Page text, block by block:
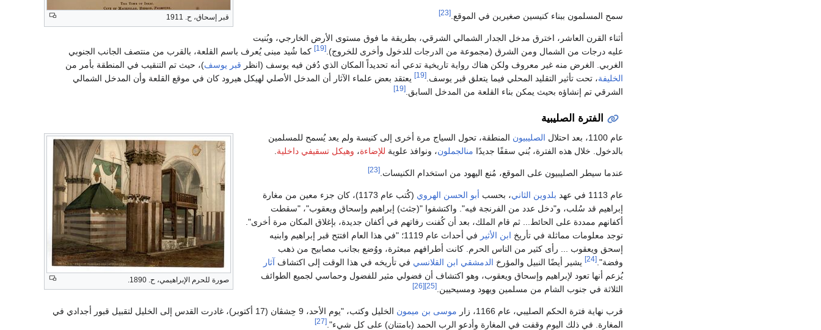
قبر إسحاق، ح. 1911 سمح المسلمون ببناء كنيسين صغيرين في الموقع. [23]
أثناء القرن العاشر، اخترق مدخل الجدار الشمالي الشرقي، بطريقة ما فوق مستوى الأرض الخارجي، وبُنيت
عليه درجات من الشمال ومن الشرق (مجموعة من الدرجات للدخول وأخرى للخروج). [19]
كما شُيد مبنى يُعرف باسم القلعة، بالقرب من منتصف الجانب الجنوبي
الغربي. الغرض منه غير معروف ولكن هناك رواية تاريخية تدعي أنه تحديداً المكان الذي دُفن فيه يوسف (انظر قبر يوسف)، حيث تم التنقيب في المنطقة بأمر من
الخليفة، تحت تأثير التقليد المحلي فيما يتعلق قبر يوسف. [19]
يعتقد بعض علماء الآثار أن المدخل الأصلي لهيكل هيرود كان في موقع القلعة وأن المدخل الشمالي
الشرقي تم إنشاؤه بحيث يمكن بناء القلعة من المدخل السابق. [19]
الفترة الصليبية
صورة للحرم الإبراهيمي، ح. 1890.
عام 1100، بعد احتلال الصليبيون المنطقة، تحول السياج مرة أخرى إلى كنيسة ولم يعد يُسمح للمسلمين
بالدخول. خلال هذه الفترة، بُني سقفًا جديدًا منالجملون، ونوافذ علوية للإضاءة، وهيكل تسقيفي داخلية
عندما سيطر الصليبيون على الموقع، مُنع اليهود من استخدام الكنيسات. [23]
عام 1113 في عهد بلدوين الثاني، بحسب أبو الحسن الهروي
(كُتب عام 1173)، كان جزء معين من مغارة
إبراهيم قد سُلب، و"دخل عدد من الفرنجة فيه". واكتشفوا "(جثث) إبراهيم وإسحاق ويعقوب"، "سقطت
أكفانهم ممددة على الحائط... ثم قام الملك، بعد أن كُفنت رفاتهم في أكفان جديدة، بإغلاق المكان مرة أخرى".
توجد معلومات مماثلة في تأريخ ابن الأثير
في أحداث عام 1119؛ "في هذا العام افتتح قبر إبراهيم وابنيه
إسحق ويعقوب ... رأى كثير من الناس الحرم. كانت أطرافهم مبعثرة، ووُضع بجانب مصابيح من ذهب
وفضة". [24] يشير أيضًا النبيل والمؤرخ الدمشقي ابن القلانسي في تأريخه في هذا الوقت إلى اكتشاف آثار
يُزعم أنها تعود لإبراهيم وإسحاق ويعقوب، وهو اكتشاف أن فضولي مثير للفضول وحماسي لجميع الطوائف
الثلاثة في جنوب الشام من مسلمين ويهود ومسيحيين. [25]
[26]
قرب نهاية فترة الحكم الصليبي، عام 1166، زار موسى بن ميمون
الخليل وكتب، "يوم الأحد، 9 حِشڤان (17 أكتوبر)، غادرت القدس إلى الخليل لتقبيل قبور أجدادي في
المغارة. في ذلك اليوم وقفت في المغارة وأدعو الرب الحمد (بامتنان) على كل شيء". [27]